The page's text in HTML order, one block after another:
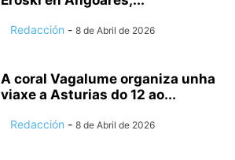
Redacción - 8 de Abril de 2026
A coral Vagalume organiza unha
viaxe a Asturias do 12 ao...
Redacción - 8 de Abril de 2026